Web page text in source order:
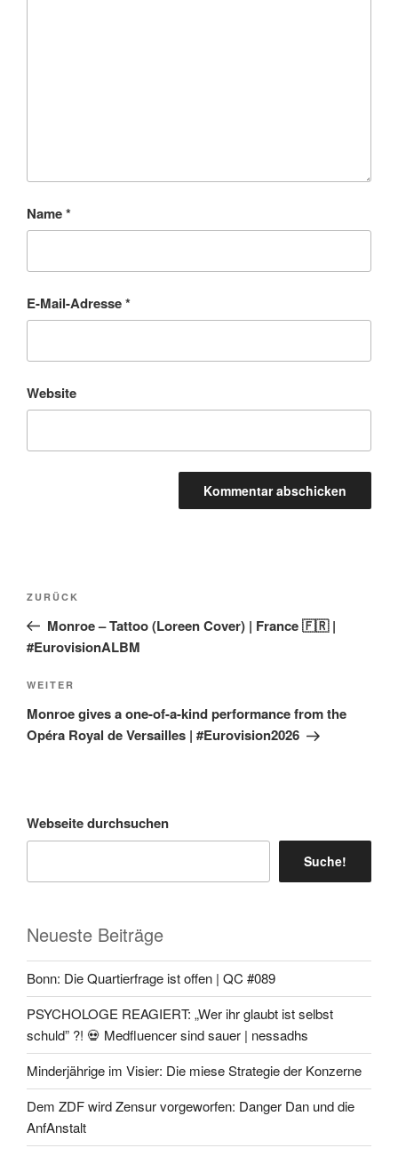
Name*
E-Mail-Adresse*
Website
Beitragsnavigation
Vorheriger
Beitrag
ZURÜCK
Monroe – Tattoo (Loreen Cover) | France 🇫🇷 |
#EurovisionALBM
Nächster
Beitrag
WEITER
Monroe gives a one-of-a-kind performance from the
Opéra Royal de Versailles | #Eurovision2026
Webseite durchsuchen
Suche!
Neueste Beiträge
Bonn: Die Quartierfrage ist offen | QC #089
PSYCHOLOGE REAGIERT: „Wer ihr glaubt ist selbst
schuld” ?! 💀 Medfluencer sind sauer | nessadhs
Minderjährige im Visier: Die miese Strategie der Konzerne
Dem ZDF wird Zensur vorgeworfen: Danger Dan und die
AnfAnstalt